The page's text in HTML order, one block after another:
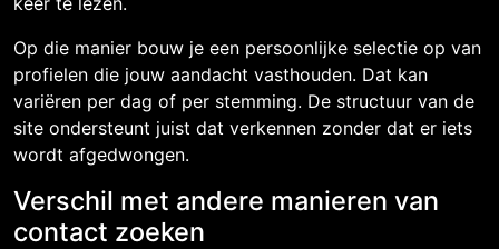
Op die manier bouw je een persoonlijke selectie op van
profielen die jouw aandacht vasthouden. Dat kan
variëren per dag of per stemming. De structuur van de
site ondersteunt juist dat verkennen zonder dat er iets
wordt afgedwongen.
Verschil met andere manieren van
contact zoeken